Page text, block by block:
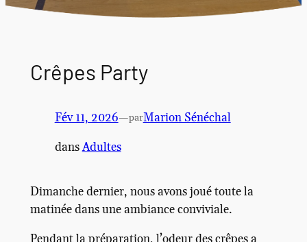
Crêpes Party
Fév 11, 2026—parMarion Sénéchal
dansAdultes
Dimanche dernier, nous avons joué toute la
matinée dans une ambiance conviviale.